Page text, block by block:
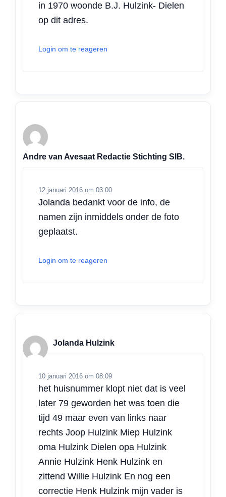
in 1970 woonde B.J. Hulzink- Dielen
op dit adres.
Login om te reageren
Andre van Avesaat Redactie Stichting SIB.
12 januari 2016 om 03:00
Jolanda bedankt voor de info, de
namen zijn inmiddels onder de foto
geplaatst.
Login om te reageren
Jolanda Hulzink
10 januari 2016 om 08:09
het huisnummer klopt niet dat is veel
later 79 geworden het was toen die
tijd 49 maar even van links naar
rechts Joop Hulzink Miep Hulzink
oma Hulzink Dielen opa Hulzink
Annie Hulzink Henk Hulzink en
zittend Willie Hulzink En nog een
correctie Henk Hulzink mijn vader is